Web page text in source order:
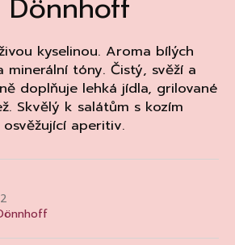
kyselinou. Aroma bílých
minerální tóny. Čistý, svěží a
doplňuje lehká jídla, grilované
Skvělý k salátům s kozím
aperitiv.